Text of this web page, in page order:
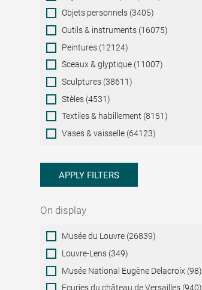
Objets personnels (3405)
Outils & instruments (16075)
Peintures (12124)
Sceaux & glyptique (11007)
Sculptures (38611)
Stèles (4531)
Textiles & habillement (8151)
Vases & vaisselle (64123)
APPLY FILTERS
On display
On
display
Musée du Louvre (26839)
Louvre-Lens (349)
Musée National Eugène Delacroix (98)
Ecuries du château de Versailles (940)